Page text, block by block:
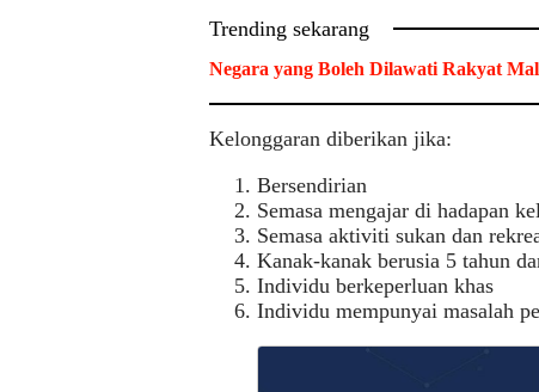
Trending sekarang
Negara yang Boleh Dilawati Rakyat
Kelonggaran diberikan jika:
Bersendirian
Semasa mengajar di hadapan
Semasa aktiviti sukan dan
Kanak-kanak berusia 5 tahun
Individu berkeperluan khas
Individu mempunyai masalah